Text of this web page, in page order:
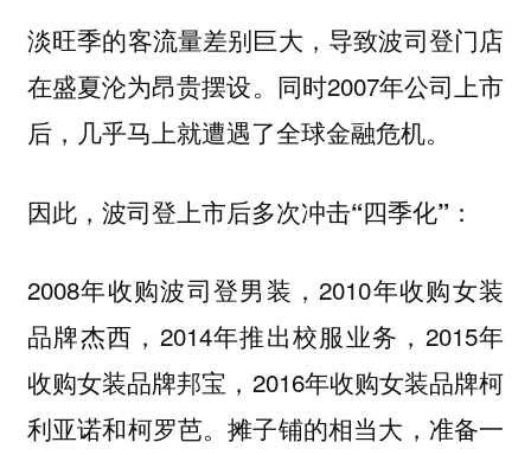
淡旺季的客流量差别巨大，导致波司登门店
在盛夏沦为昂贵摆设。同时2007年公司上市
后，几乎马上就遭遇了全球金融危机。
因此，波司登上市后多次冲击“四季化”：
2008年收购波司登男装，2010年收购女装
品牌杰西，2014年推出校服业务，2015年
收购女装品牌邦宝，2016年收购女装品牌柯
利亚诺和柯罗芭。摊子铺的相当大，准备一